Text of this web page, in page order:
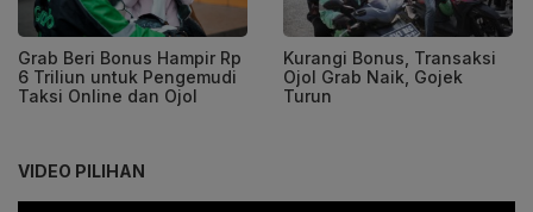
Grab Beri Bonus Hampir Rp
6 Triliun untuk Pengemudi
Taksi Online dan Ojol
Kurangi Bonus, Transaksi
Ojol Grab Naik, Gojek
Turun
VIDEO PILIHAN